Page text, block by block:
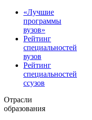
«Лучшие
программы
вузов»
Рейтинг
специальностей
вузов
Рейтинг
специальностей
ссузов
Отрасли
образования